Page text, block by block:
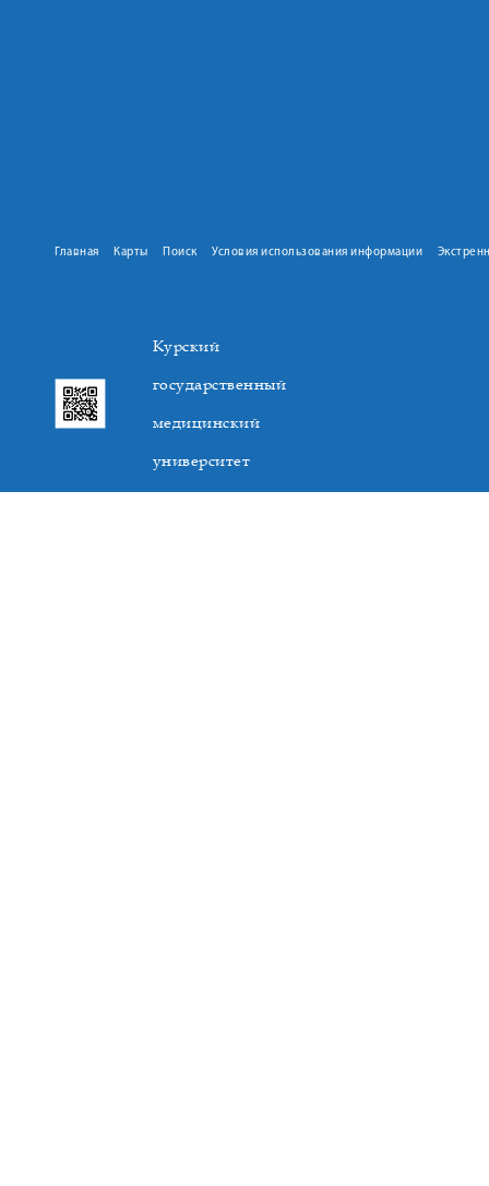
Главная Карты Поиск Условия использования информации
Курский
государственный
медицинский
университет